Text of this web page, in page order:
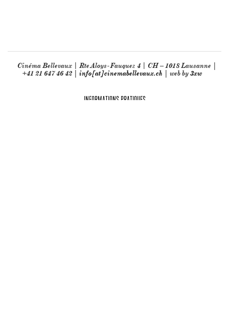
Cinéma Bellevaux | Rte Aloys-Fauquez 4 | CH – 1018 Lausanne |
+41 21 647 46 42 | info[at]cinemabellevaux.ch | web by3xw
INFORMATIONS PRATIQUES